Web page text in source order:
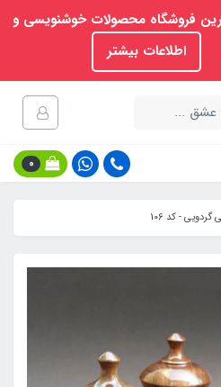
فروشگاه محصولات خوشنویسی و
اطلاعات بیشتر
0
- کد 106